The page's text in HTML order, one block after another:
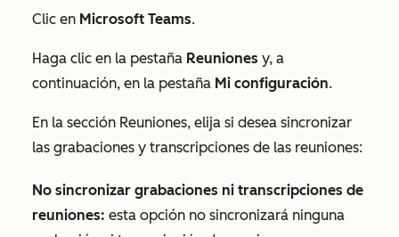
Clic en Microsoft Teams.
Haga clic en la pestaña Reuniones y, a
continuación, en la pestaña Mi configuración.
En la sección Reuniones, elija si desea sincronizar
las grabaciones y transcripciones de las reuniones:
No sincronizar grabaciones ni transcripciones de
reuniones: esta opción no sincronizará ninguna